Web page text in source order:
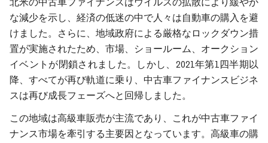
な減少を示し、経済の低迷の中で人々は自動車の購入を避
けました。さらに、地域政府による厳格なロックダウン措
置が実施されたため、市場、ショールーム、オークション
イベントが閉鎖されました。しかし、2021年第1四半期以
降、すべてが再び軌道に乗り、中古車ファイナンスビジネ
スは再び成長フェーズへと回帰しました。
この地域は高級車販売が主流であり、これが中古車ファイ
ナンス市場を牽引する主要因となっています。高級車の購